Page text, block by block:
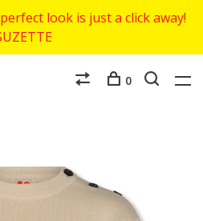
look is just a click away!
0